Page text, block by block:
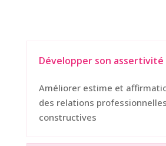
Développer son assertivité
Améliorer estime et
des relations
constructives